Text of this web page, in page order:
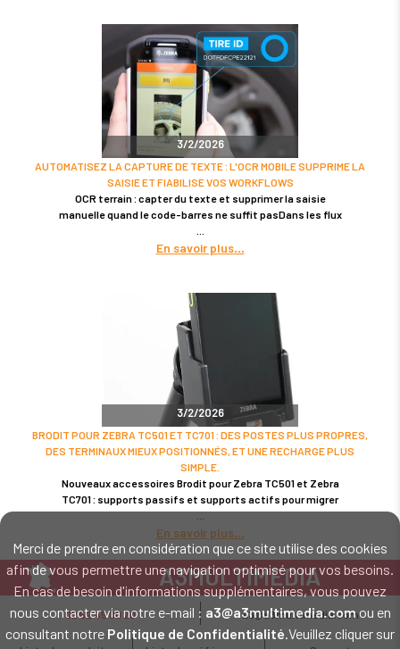
Merci de prendre en considération que ce site utilise des cookies
afin de vous permettre une navigation optimisé pour vos besoins.
En cas de besoin d'informations supplémentaires, vous pouvez
nous contacter via notre e-mail : a3@a3multimedia.comou en
consultant notre Politique de Confidentialité.Veuillez cliquer sur
3/2/2026
AUTOMATISEZ LA CAPTURE DE TEXTE : L'OCR MOBILE SUPPRIME LA
SAISIE ET FIABILISE VOS WORKFLOWS
OCR terrain : capter du texte et supprimer la saisie
manuelle quand le code-barres ne suffit pasDans les flux
En savoir plus
3/2/2026
BRODIT POUR ZEBRA TC501 ET TC701 : DES POSTES PLUS PROPRES,
DES TERMINAUX MIEUX POSITIONNÉS, ET UNE RECHARGE PLUS
SIMPLE.
Nouveaux accessoires Brodit pour Zebra TC501 et Zebra
TC701 : supports passifs et supports actifs pour migrer
En savoir plus
A3MULTIMEDIA
LE SPÉCIALISTE MATÉRIEL ET LOGICIEL CODE BARRE
Intervention sur tout le territoire : Cholet - Nantes - Angers - Rennes - Le
Mans - Bordeaux - Paris - Lille - Brest - Toulouse - Marseille - Poitiers -
02 52 45 00 20 a3@a3multimedia.com